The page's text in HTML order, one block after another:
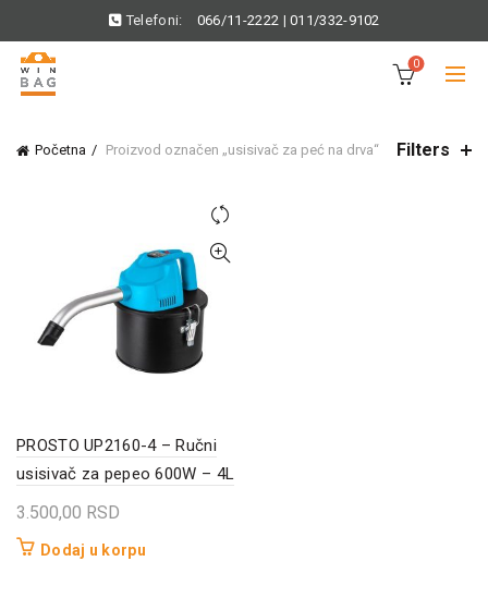
Telefoni: 066/11-2222 |011/332-9102
0
Početna Proizvod označen „usisivač za peć na drva“ Filters
PROSTO UP2160-4 – Ručni
usisivač za pepeo 600W – 4L
3.500,00 RSD
Dodaj u korpu